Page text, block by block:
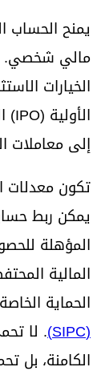
يمنح الحساب
مالي شخصي.
الخيارات
إلى معاملات
تكون معدلات
يمكن ربط
المؤهلة
المالية
الحماية
(SIPC)
الكامنة، بل